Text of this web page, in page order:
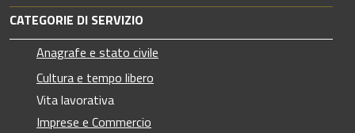
CATEGORIE DI SERVIZIO
Anagrafe e stato civile
Cultura e tempo libero
Vita lavorativa
Imprese e Commercio